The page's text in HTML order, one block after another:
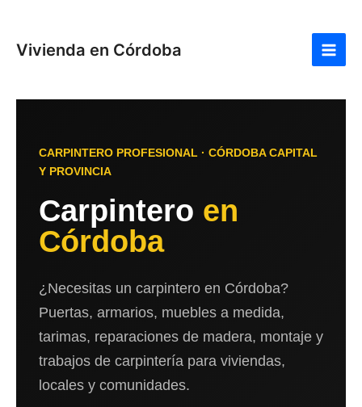
contenido
Vivienda en Córdoba
CARPINTERO PROFESIONAL · CÓRDOBA CAPITAL
Y PROVINCIA
Carpintero en
Córdoba
¿Necesitas un carpintero en Córdoba?
Puertas, armarios, muebles a medida,
tarimas, reparaciones de madera, montaje y
trabajos de carpintería para viviendas,
locales y comunidades.